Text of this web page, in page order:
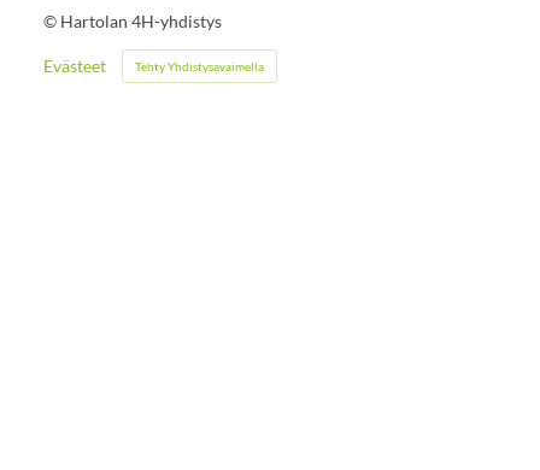
© Hartolan 4H-yhdistys
Evästeet Tehty Yhdistysavaimella